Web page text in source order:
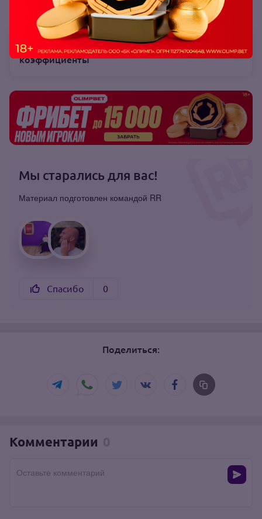
Читайте также:
Уимблдон: анонс, прогноз, ставки,
коэффициенты
Мы старались для вас!
Материал подготовлен командой RR
Спасибо 0
Поделиться:
Комментарии
Оставьте комментарий